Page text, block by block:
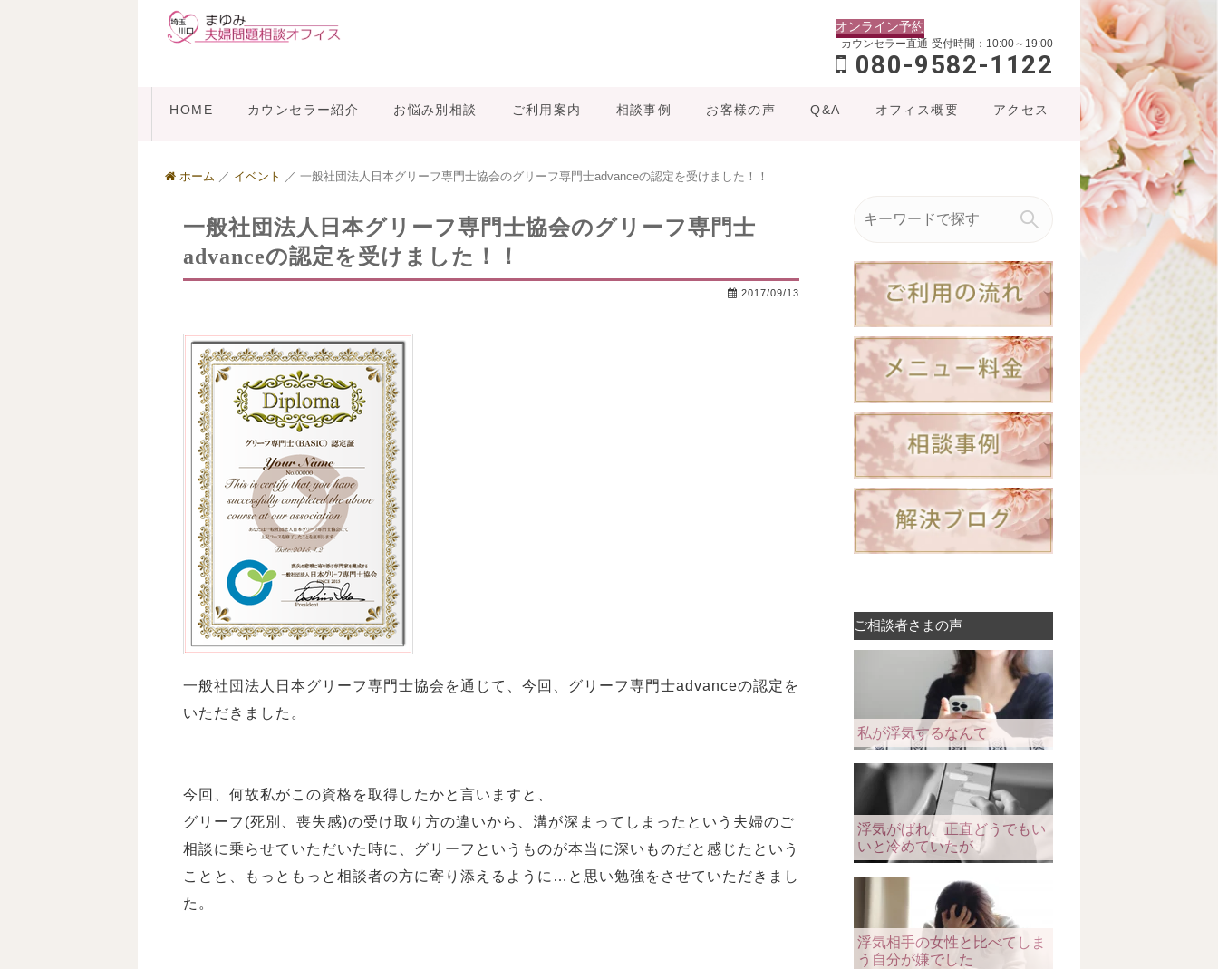
オンライン予約
カウンセラー直通 受付時間：10:00～19:00
080-9582-1122
HOME カウンセラー紹介 お悩み別相談 ご利用案内 相談事例 お客様の声 Q&A オフィス概要 アクセス
ホーム ／ イベント ／ 一般社団法人日本グリーフ専門士協会のグリーフ専門士advanceの認定を受けました！！
一般社団法人日本グリーフ専門士協会のグリーフ専門士
advanceの認定を受けました！！
2017/09/13
一般社団法人日本グリーフ専門士協会を通じて、今回、グリーフ専門士advanceの認定を
いただきました。
今回、何故私がこの資格を取得したかと言いますと、
グリーフ(死別、喪失感)の受け取り方の違いから、溝が深まってしまったという夫婦のご
相談に乗らせていただいた時に、グリーフというものが本当に深いものだと感じたという
ことと、もっともっと相談者の方に寄り添えるように…と思い勉強をさせていただきまし
た。
ご相談者さまの声
私が浮気するなんて
浮気がばれ、正直どうでもい
いと冷めていたが
浮気相手の女性と比べてしま
う自分が嫌でした